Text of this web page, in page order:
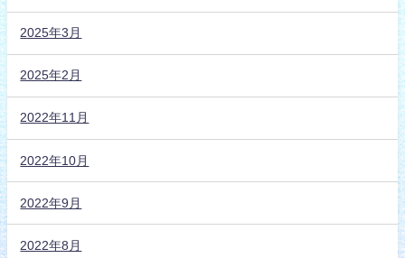
2025年3月
2025年2月
2022年11月
2022年10月
2022年9月
2022年8月